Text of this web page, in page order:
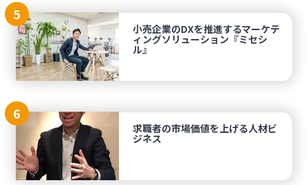
5
小売企業のDXを推進するマーケテ
ィングソリューション『ミセシ
ル』
6
求職者の市場価値を上げる人材ビ
ジネス